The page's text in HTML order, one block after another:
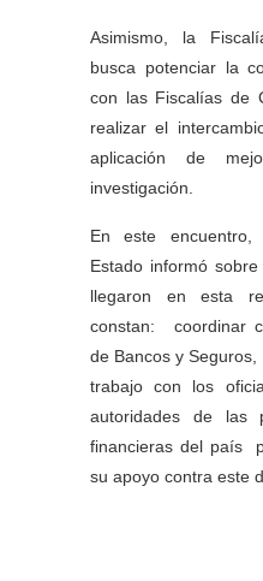
Asimismo, la
busca potenciar la
con las Fiscalías de
realizar el
aplicación de
investigación.
En este
Estado informó
llegaron en esta
constan: coordinar
de Bancos y
trabajo con los
autoridades de las
financieras del país
su apoyo contra este